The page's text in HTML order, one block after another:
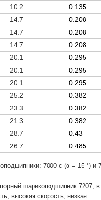
10.2
0.135
14.7
0.208
14.7
0.208
14.7
0.208
20.1
0.295
20.1
0.295
20.1
0.295
25.2
0.382
23.3
0.382
21.3
0.382
28.7
0.43
26.7 0.485
7000 с (α = 15 °) и
шарикоподшипник 7207, в
высокая скорость, низкая